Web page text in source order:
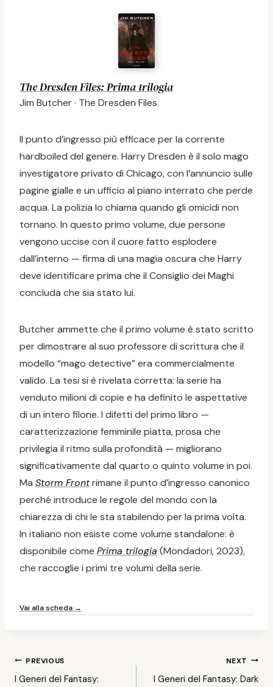
The Dresden Files: Prima trilogia
Jim Butcher · The Dresden Files
Il punto d’ingresso più efficace per la corrente
hardboiled del genere. Harry Dresden è il solo mago
investigatore privato di Chicago, con l’annuncio sulle
pagine gialle e un ufficio al piano interrato che perde
acqua. La polizia lo chiama quando gli omicidi non
tornano. In questo primo volume, due persone
vengono uccise con il cuore fatto esplodere
dall’interno — firma di una magia oscura che Harry
deve identificare prima che il Consiglio dei Maghi
concluda che sia stato lui.
Butcher ammette che il primo volume è stato scritto
per dimostrare al suo professore di scrittura che il
modello “mago detective” era commercialmente
valido. La tesi si è rivelata corretta: la serie ha
venduto milioni di copie e ha definito le aspettative
di un intero filone. I difetti del primo libro —
caratterizzazione femminile piatta, prosa che
privilegia il ritmo sulla profondità — migliorano
significativamente dal quarto o quinto volume in poi.
Ma Storm Frontrimane il punto d’ingresso canonico
perché introduce le regole del mondo con la
chiarezza di chi le sta stabilendo per la prima volta.
In italiano non esiste come volume standalone: è
disponibile come Prima trilogia (Mondadori, 2023),
che raccoglie i primi tre volumi della serie.
Vai alla scheda →
Post
navigation
PREVIOUS
I Generi del Fantasy:
NEXT
I Generi del Fantasy: Dark